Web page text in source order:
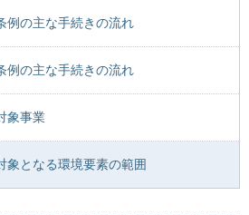
例の主な手続きの流れ
例の主な手続きの流れ
象事業
象となる環境要素の範囲